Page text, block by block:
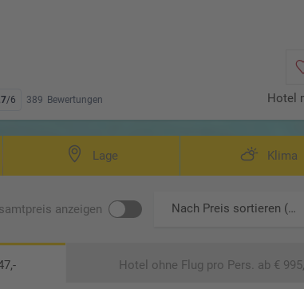
/6 389 Bewertungen Hotel
Lage Klima
anzeigen Nach Preis sortieren (aufsteigend)
Hotel ohne Flug pro Pers. ab €